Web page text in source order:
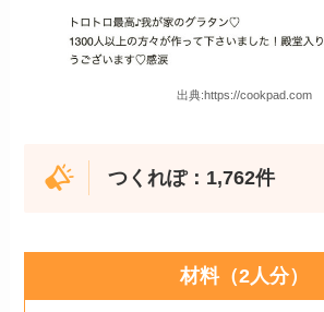
出典:https://cookpad.com
つくれぽ：1,762件
材料（2人分）